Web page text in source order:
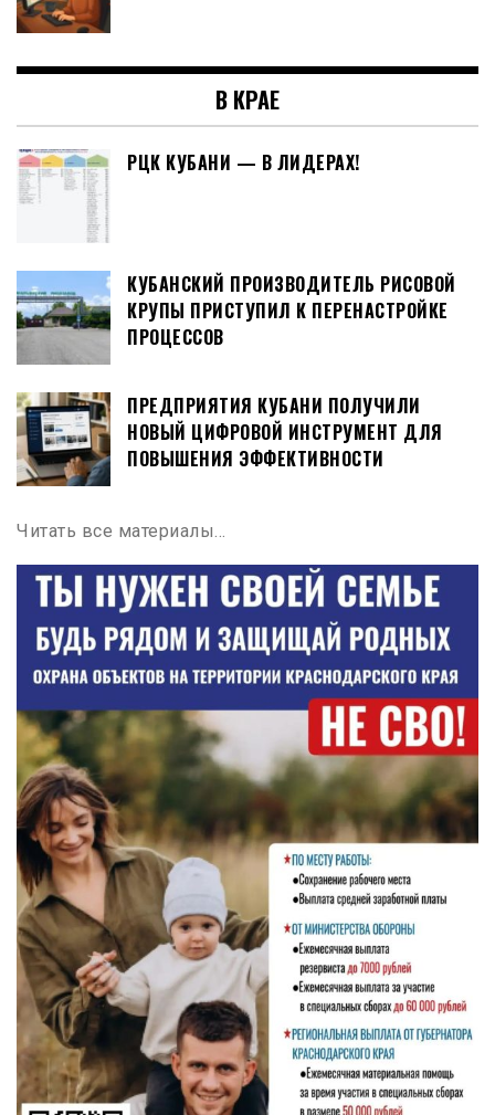
В КРАЕ
РЦК КУБАНИ — В ЛИДЕРАХ!
КУБАНСКИЙ ПРОИЗВОДИТЕЛЬ РИСОВОЙ
КРУПЫ ПРИСТУПИЛ К ПЕРЕНАСТРОЙКЕ
ПРОЦЕССОВ
ПРЕДПРИЯТИЯ КУБАНИ ПОЛУЧИЛИ
НОВЫЙ ЦИФРОВОЙ ИНСТРУМЕНТ ДЛЯ
ПОВЫШЕНИЯ ЭФФЕКТИВНОСТИ
Читать все материалы…